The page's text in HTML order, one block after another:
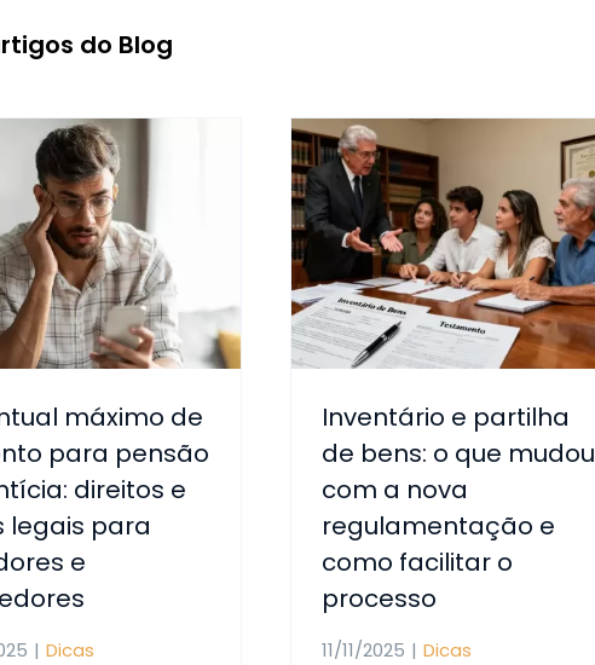
do Blog
máximo de
para pensão
direitos e
legais para
e
| Dicas
Inventário e partilha
de bens: o que mudou
com a nova
regulamentação e
como facilitar o
processo
11/11/2025 | Dicas